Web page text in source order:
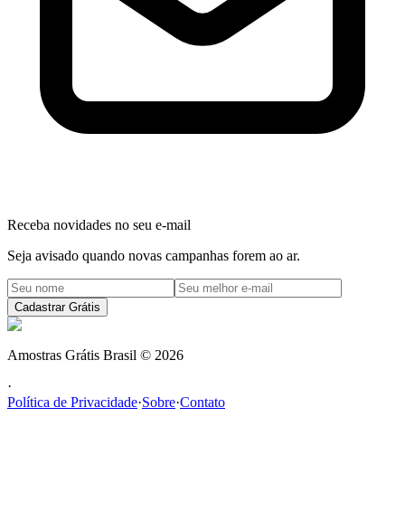
Receba novidades no seu e-mail
Seja avisado quando novas campanhas forem ao ar.
Cadastrar Grátis
Amostras Grátis Brasil © 2026
·
Política de Privacidade·Sobre·Contato